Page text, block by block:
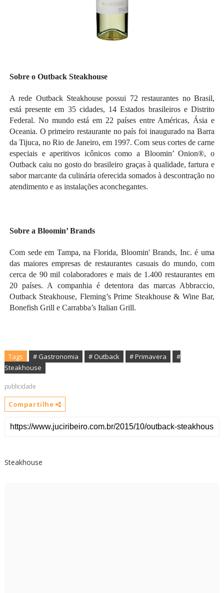
Sobre o Outback Steakhouse
A rede Outback Steakhouse possui 72 restaurantes no Brasil,
está presente em 35 cidades, 14 Estados brasileiros e Distrito
Federal. No mundo está em 22 países entre Américas, Ásia e
Oceania. O primeiro restaurante no país foi inaugurado na Barra
da Tijuca, no Rio de Janeiro, em 1997. Com seus cortes de carne
especiais e aperitivos icônicos como a Bloomin’ Onion®, o
Outback caiu no gosto do brasileiro graças à qualidade, fartura e
sabor marcante da culinária oferecida somados à descontração no
atendimento e as instalações aconchegantes.
Sobre a Bloomin’ Brands
Com sede em Tampa, na Florida, Bloomin' Brands, Inc. é uma
das maiores empresas de restaurantes casuais do mundo, com
cerca de 90 mil colaboradores e mais de 1.400 restaurantes em
20 países. A companhia é detentora das marcas Abbraccio,
Outback Steakhouse, Fleming’s Prime Steakhouse & Wine Bar,
Bonefish Grill e Carrabba’s Italian Grill.
Tags # Gastronomia # Outback
#
Steakhouse
publicidade
Compartilhe
Steakhouse